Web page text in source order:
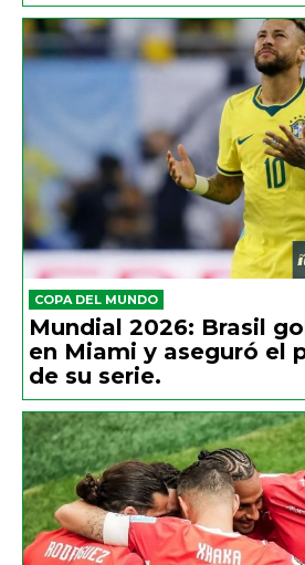
COPA DEL MUNDO
Mundial 2026: Brasil
en Miami y aseguró el
de su serie.